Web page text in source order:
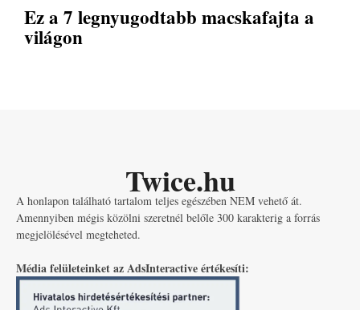
Ez a 7 legnyugodtabb macskafajta a
világon
Twice.hu
A honlapon található tartalom teljes egészében NEM vehető át.
Amennyiben mégis közölni szeretnél belőle 300 karakterig a forrás
megjelölésével megteheted.
Média felületeinket az AdsInteractive értékesíti: